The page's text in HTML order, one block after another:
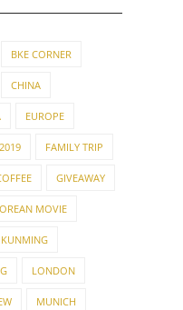
BKE CORNER
CHINA
EUROPE
FAMILY TRIP
GIVEAWAY
MOVIE
KUNMING
LONDON
MUNICH